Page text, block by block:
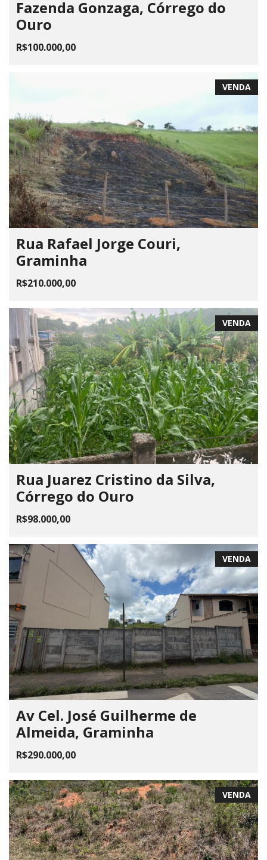
Fazenda Gonzaga, Córrego do
Ouro
R$100.000,00
VENDA
Rua Rafael Jorge Couri,
Graminha
R$210.000,00
VENDA
Rua Juarez Cristino da Silva,
Córrego do Ouro
R$98.000,00
VENDA
Av Cel. José Guilherme de
Almeida, Graminha
R$290.000,00
VENDA